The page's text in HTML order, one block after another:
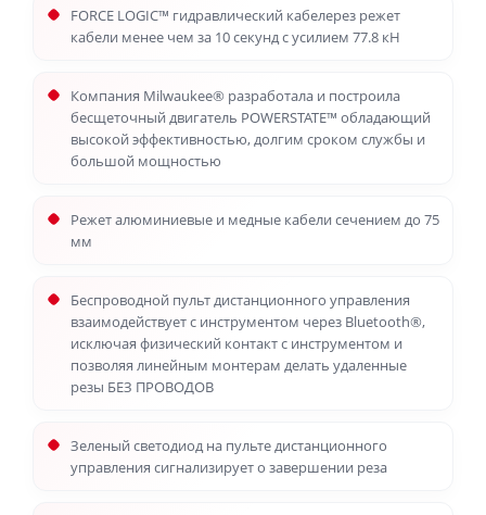
FORCE LOGIC™ гидравлический кабелерез режет
кабели менее чем за 10 секунд с усилием 77.8 кН
Компания Milwaukee® разработала и построила
бесщеточный двигатель POWERSTATE™ обладающий
высокой эффективностью, долгим сроком службы и
большой мощностью
Режет алюминиевые и медные кабели сечением до 75
мм
Беспроводной пульт дистанционного управления
взаимодействует с инструментом через Bluetooth®,
исключая физический контакт с инструментом и
позволяя линейным монтерам делать удаленные
резы БЕЗ ПРОВОДОВ
Зеленый светодиод на пульте дистанционного
управления сигнализирует о завершении реза